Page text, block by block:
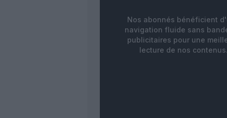
Nos abonnés bénéficient
navigation fluide sans
publicitaires pour une
lecture de nos contenus.